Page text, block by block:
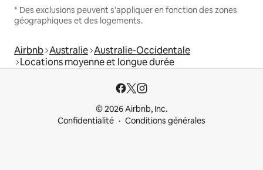
* Des exclusions peuvent s'appliquer en fonction des zones
géographiques et des logements.
Airbnb Australie Australie-Occidentale
Locations moyenne et longue durée
© 2026 Airbnb, Inc.
Confidentialité
Conditions générales